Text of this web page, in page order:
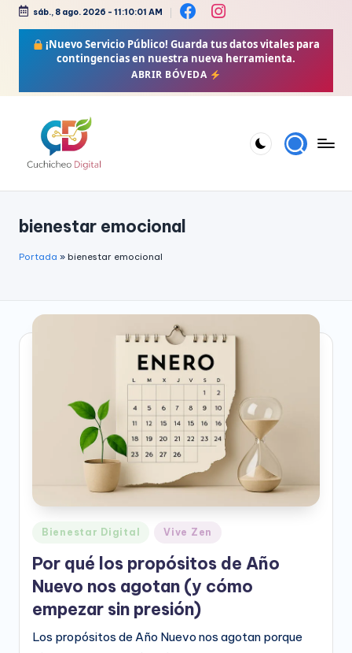
sáb., 8 ago. 2026 - 11:10:01 AM
¡Nuevo Servicio Público! Guarda tus datos vitales para
contingencias en nuestra nueva herramienta.
ABRIR BÓVEDA
c
h
c
h
it
Crochet,
bienestar emocional
Portada » bienestar emocional
Publicado
Bienestar Digital Vive Zen
Por qué los propósitos de Año
Nuevo nos agotan (y cómo
empezar sin presión)
Los propósitos de Año Nuevo nos agotan porque